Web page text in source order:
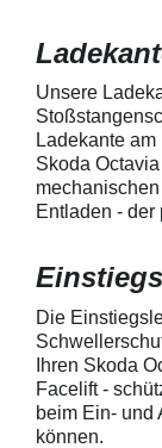
150
Lack
Unsere
Ladekante
Skoda
Entladen - der
Die
Ihren Skoda
Facelift -
beim Ein- und
können.